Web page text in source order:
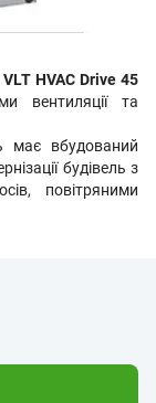
HVAC Drive 45
вентиляції та
має вбудований
будівель з
повітряними